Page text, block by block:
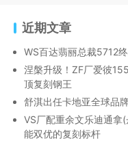
近期文章
WS百达翡丽总裁5712
涅槃升级！ZF厂爱彼
顶复刻钢王
舒淇出任卡地亚全球品
VS厂配重余文乐迪通拿
能双优的复刻标杆